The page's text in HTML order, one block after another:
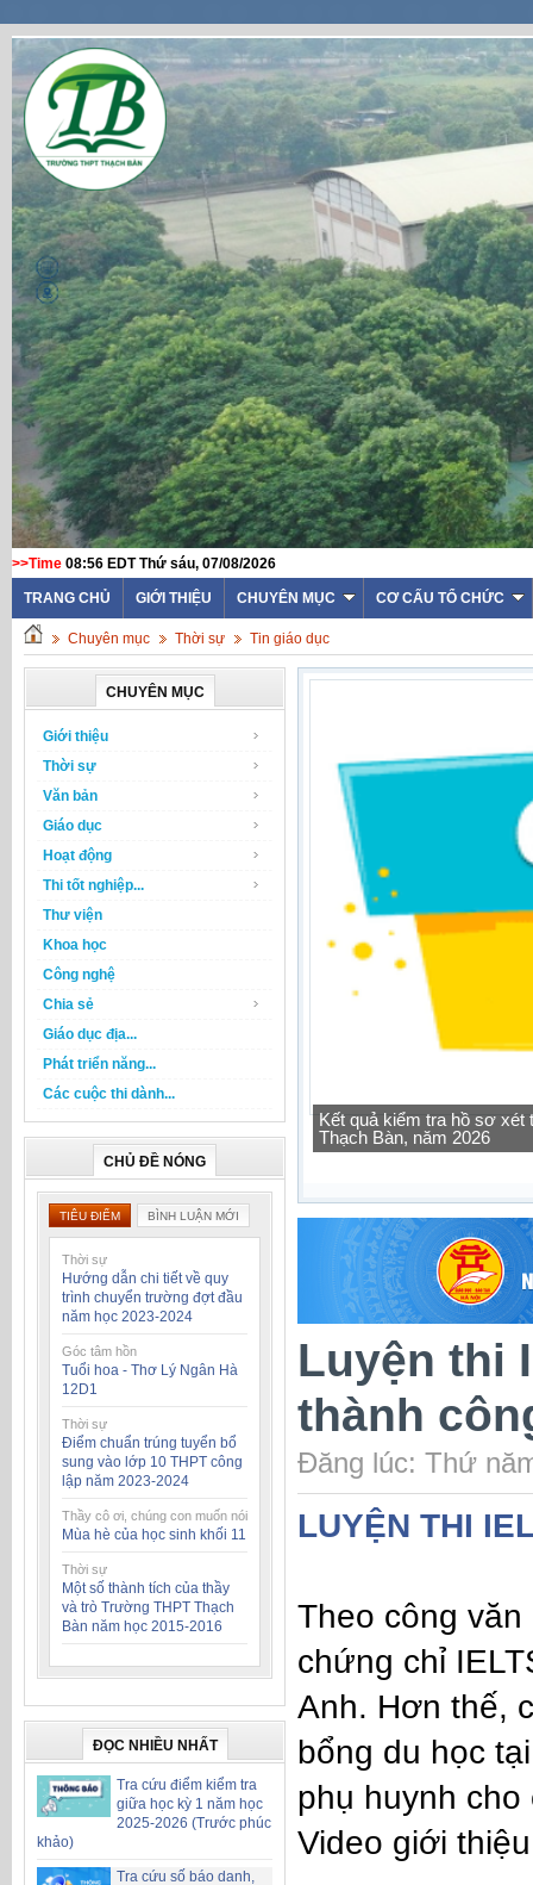
>>Time 08:56 EDT Thứ sáu, 07/08/2026
TRANG CHỦ GIỚI THIỆU CHUYÊN MỤC CƠ CẤU TỔ CHỨC
Chuyên mục Thời sự Tin giáo dục
CHUYÊN MỤC
Giới thiệu
Thời sự
Văn bản
Giáo dục
Hoạt động
Thi tốt nghiệp...
Thư viện
Khoa học
Công nghệ
Chia sẻ
Giáo dục địa...
Phát triển năng...
Các cuộc thi dành...
CHỦ ĐỀ NÓNG
TIÊU ĐIỂM BÌNH LUẬN MỚI
Thời sự
Hướng dẫn chi tiết về quy
trình chuyển trường đợt đầu
năm học 2023-2024
Góc tâm hồn
Tuổi hoa - Thơ Lý Ngân Hà
12D1
Thời sự
Điểm chuẩn trúng tuyển bổ
sung vào lớp 10 THPT công
lập năm 2023-2024
Thầy cô ơi, chúng con muốn nói
Mùa hè của học sinh khối 11
Thời sự
Một số thành tích của thầy
và trò Trường THPT Thạch
Bàn năm học 2015-2016
ĐỌC NHIỀU NHẤT
Tra cứu điểm kiểm tra
giữa học kỳ 1 năm học
2025-2026 (Trước phúc
khảo)
Tra cứu số báo danh,
Tra cứu thông tin lớp học
Luyện thi
thành
Đăng lúc: Thứ
LUYỆN THI
Theo công
chứng chỉ
Anh. Hơn thế,
bổng du học
phụ huynh
Video giới